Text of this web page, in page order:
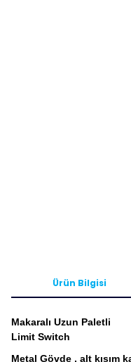
Ürün Bilgisi
Makaralı Uzun Paletli
Limit Switch
Metal Gövde , alt kısım